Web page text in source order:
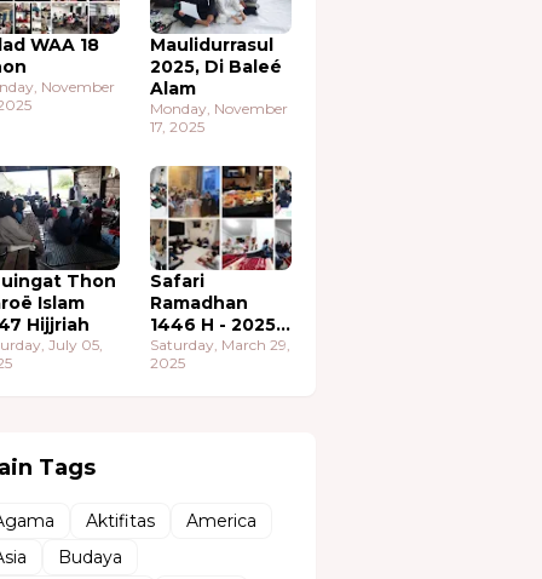
WAA 18
November
Maulidurrasul
2025, Di Baleé
Alam
Monday, November
17, 2025
Thon
Islam
Hijjriah
July 05,
Safari
Ramadhan
1446 H - 2025
M
Saturday, March 29,
2025
Tags
Aktifitas
America
Budaya